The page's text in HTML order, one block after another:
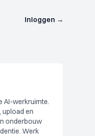
Inloggen →
AI-werkruimte.
en
onderbouw
Werk